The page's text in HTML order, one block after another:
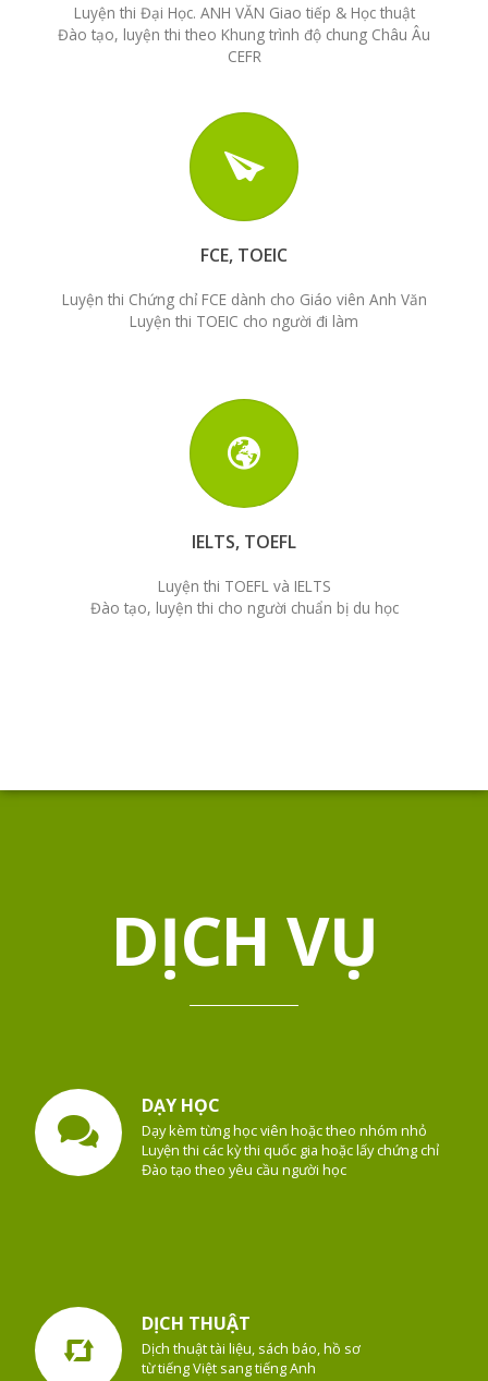
Luyện thi Đại Học. ANH VĂN Giao tiếp & Học thuật
Đào tạo, luyện thi theo Khung trình độ chung Châu Âu
CEFR
FCE, TOEIC
Luyện thi Chứng chỉ FCE dành cho Giáo viên Anh Văn
Luyện thi TOEIC cho người đi làm
IELTS, TOEFL
Luyện thi TOEFL và IELTS
Đào tạo, luyện thi cho người chuẩn bị du học
DỊCH VỤ
DẠY HỌC
Dạy kèm từng học viên hoặc theo nhóm nhỏ
Luyện thi các kỳ thi quốc gia hoặc lấy chứng chỉ
Đào tạo theo yêu cầu người học
DỊCH THUẬT
Dịch thuật tài liệu, sách báo, hồ sơ
từ tiếng Việt sang tiếng Anh